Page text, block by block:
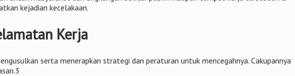
kejadian kecelakaan.
Kerja
serta menerapkan strategi dan peraturan untuk mencegahnya. Cakupannya